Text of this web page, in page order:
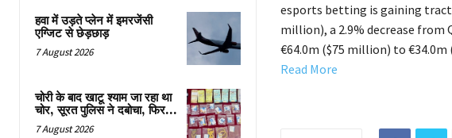
हवा में उड़ते प्लेन में इमरजेंसी
एग्जिट से छेड़छाड़
7 August 2026
चोरी के बाद खाटू श्याम जा रहा था
चोर, सूरत पुलिस ने दबोचा, फिर…
7 August 2026
esports betting is gaining
million), a 2.9% decrease
€64.0m ($75 million) to
Read More